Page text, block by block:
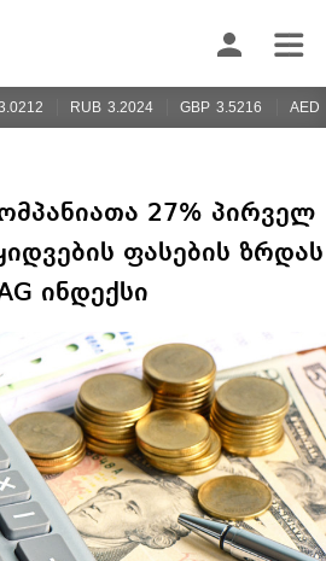
RUB 3.2024 GBP 3.5216 AED
27% პირველ
ფასების ზრდას
ინდექსი